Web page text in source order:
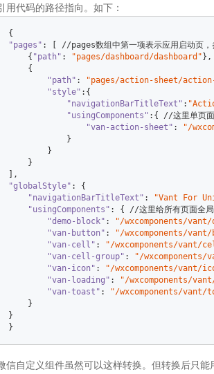
用代码的路径指向。如下：
"pages" : [ //pages数组中第一项表示应用启
    {
"path" : "pages/dashboard/dashboard"
    {
"path" : "pages/action-sheet/
"style" :{
"navigationBarTitleText" :
"usingComponents" :{ //这里单页
"van-action-sheet" :
"/
            }
        }
    }
"globalStyle" : {
"navigationBarTitleText" : "Vant For
"usingComponents" : { //这里给所有页面全
"demo-block" : "/wxcomponents/
"van-button" : "/wxcomponents/
"van-cell" : "/wxcomponents/vant/
"van-cell-group" : "/
"van-icon" : "/wxcomponents/vant/
"van-loading" : "/wxcomponents/
"van-toast" :
"/wxcomponents/vant/
    }
}
}
信自定义组件虽然可以这样转换。但转换后只